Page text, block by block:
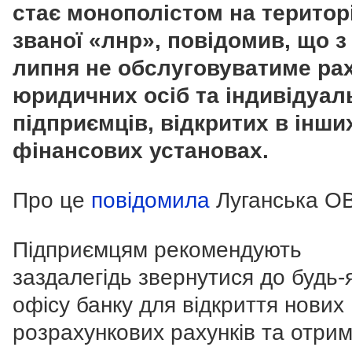
стає монополістом на
званої «лнр», повідомив, що з
липня не обслуговуватиме
юридичних осіб та
підприємців, відкритих в
фінансових установах.
Про це повідомила Луганська
Підприємцям рекомендують
заздалегідь звернутися до будь-
офісу банку для відкриття нових
розрахункових рахунків та